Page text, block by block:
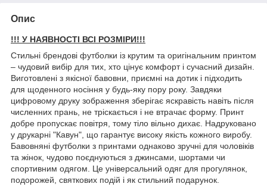
Опис
!!! У НАЯВНОСТІ ВСІ РОЗМІРИ!!!
Стильні брендові футболки із крутим та оригінальним принтом
– чудовий вибір для тих, хто цінує комфорт і сучасний дизайн.
Виготовлені з якісної бавовни, приємні на дотик і підходить
для щоденного носіння у будь-яку пору року. Завдяки
цифровому друку зображення зберігає яскравість навіть після
численних прань, не тріскається і не втрачає форму. Принт
добре пропускає повітря, тому тіло вільно дихає. Надруковано
у друкарні "Кавун", що гарантує високу якість кожного виробу.
Бавовняні футболки з принтами однаково зручні для чоловіків
та жінок, чудово поєднуються з джинсами, шортами чи
спортивним одягом. Це універсальний одяг для прогулянок,
подорожей, святкових подій і як стильний подарунок.